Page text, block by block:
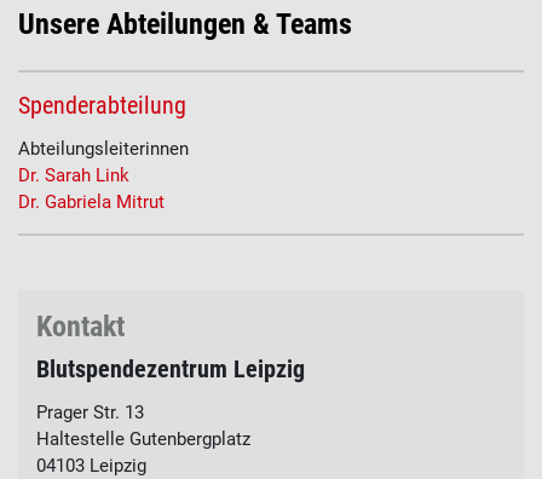
Kontakt
Blutspendezentrum Leipzig
Prager Str. 13
Haltestelle Gutenbergplatz
04103 Leipzig
Unsere Abteilungen & Teams
Spenderabteilung
Abteilungsleiterinnen
Dr. Sarah Link
Dr. Gabriela Mitrut